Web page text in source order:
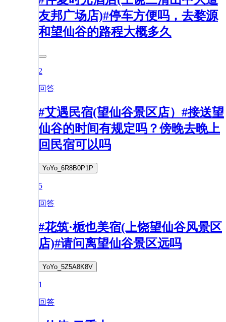
友邦广场店)#停车方便吗，去婺源
和望仙谷的路程大概多久
2
回答
#艾遇民宿(望仙谷景区店）#接送望
仙谷的时间有规定吗？傍晚去晚上
回民宿可以吗
YoYo_6R8B0P1P
5
回答
#花筑·栀也美宿(上饶望仙谷风景区
店)#请问离望仙谷景区远吗
YoYo_5Z5A8K8V
1
回答